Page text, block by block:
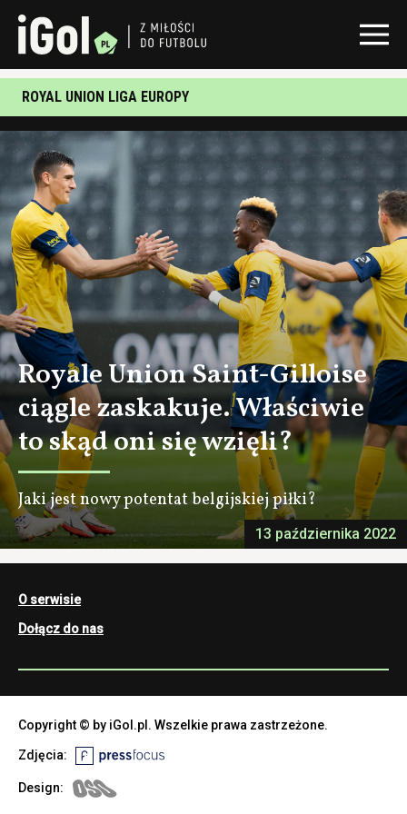
ROYAL UNION LIGA EUROPY
13 października 2022
Royale Union Saint-Gilloise
ciągle zaskakuje. Właściwie
to skąd oni się wzięli?
Jaki jest nowy potentat belgijskiej piłki?
O serwisie
Dołącz do nas
Copyright © by iGol.pl. Wszelkie prawa zastrzeżone.
Zdjęcia:
Design: